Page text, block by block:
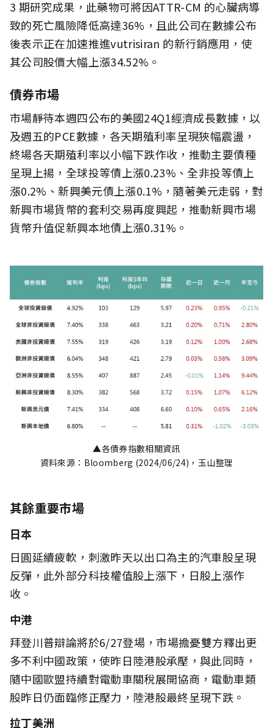
3 期研究成果，此藥物可將因ATTR-CM 的心臟病導
致的死亡風險降低高達36%，且此公司在數據公布
後表示正在加速推進vutrisiran 的新行銷應用，使
其公司股價大幅上漲34.52%。
債券市場
市場靜待本週四公布的美國24Q1經濟成長數據，以
及週五的PCE數據，各天期殖利率呈現狹幅震盪，
終場各天期殖利率以小幅下跌作收，推動主要債種
呈現上揚，全球投等債上漲0.23%、全非投等債上
漲0.2%、新興美元債上漲0.1%，隨著美元走弱，對
新興市場貨幣的套利交易再度興起，推動新興市場
貨幣升值促新興本地債上漲0.31%。
▲各債券指數相關資訊
資料來源：Bloomberg (2024/06/24)，玉山整理
其餘重要市場
日本
日圓延續疲軟，刺激昨天以出口為主的汽車股呈現
反彈，此外部分科技權值股上漲下，日股上漲作
收。
中港
拜登川普辯論將於6/27登場，市場擔憂雙方釋出更
多不利中國政策，使昨日陸港股承壓，與此同時，
隨中國歐盟持續對電動車關稅展開協商，電動車類
股昨日仍面臨修正壓力，陸港股最終呈現下跌。
拉丁美洲